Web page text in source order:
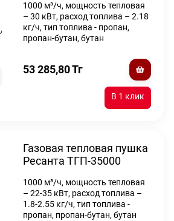
1000 м³/ч, мощность тепловая
– 30 кВт, расход топлива – 2.18
кг/ч, тип топлива - пропан,
пропан-бутан, бутан
53 285,80Тг
Газовая тепловая пушка
Ресанта ТГП-35000
1000 м³/ч, мощность тепловая
– 22-35 кВт, расход топлива –
1.8-2.55 кг/ч, тип топлива -
пропан, пропан-бутан, бутан